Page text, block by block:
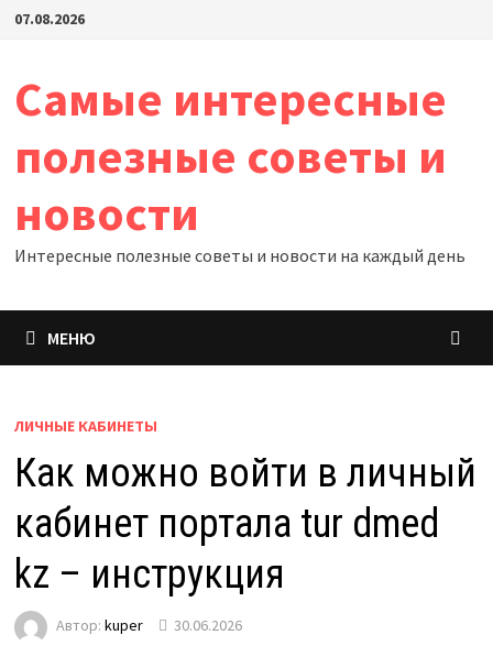
Перейти
07.08.2026
Самые интересные
полезные советы и
новости
Интересные полезные советы и новости на каждый день
МЕНЮ
ЛИЧНЫЕ КАБИНЕТЫ
Как можно войти в личный
кабинет портала tur dmed
kz – инструкция
Автор: kuper 30.06.2026